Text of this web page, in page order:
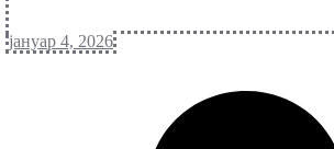
јануар 4, 2026